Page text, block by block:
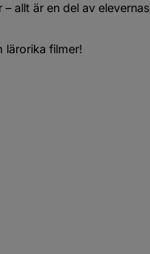
allt är en del av elevernas
lärorika filmer!